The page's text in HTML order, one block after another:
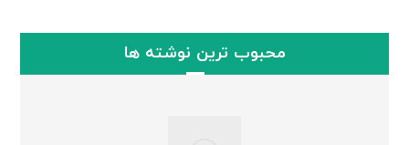
محبوب ترین نوشته ها